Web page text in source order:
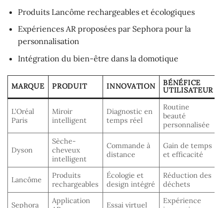
Produits Lancôme rechargeables et écologiques
Expériences AR proposées par Sephora pour la
personnalisation
Intégration du bien-être dans la domotique
MARQUE PRODUIT INNOVATION
BÉNÉFICE
UTILISATEUR
L’Oréal
Paris
Miroir
intelligent
Diagnostic en
temps réel
Routine
beauté
personnalisée
Dyson
Sèche-
cheveux
intelligent
Commande à
distance
Gain de temps
et efficacité
Lancôme
Produits
rechargeables
Écologie et
design intégré
Réduction des
déchets
Sephora
Application
Essai virtuel
Expérience